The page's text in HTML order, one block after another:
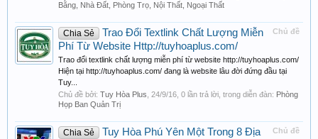
Bằng, Nhà Đất, Phòng Trọ, Nội Thất, Ngoại Thất
Chủ đề
Chia Sẻ
Trao Đổi Textlink Chất Lượng Miễn
Phí Từ Website Http://tuyhoaplus.com/
Trao đổi textlink chất lượng miễn phí từ website http://tuyhoaplus.com/
Hiện tại http://tuyhoaplus.com/ đang là website lâu đời đứng đầu tại
Tuy...
Chủ đề bởi: Tuy Hòa Plus 24/9/16 , 0 lần trả lời, trong diễn đàn: Phòng
Họp Ban Quản Trị
Chủ đề
Chia Sẻ
Tuy Hòa Phú Yên Một Trong 8 Địa